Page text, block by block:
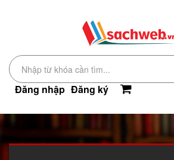
Đăng nhập Đăng ký